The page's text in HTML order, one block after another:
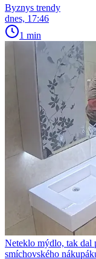
Byznys trendy
dnes, 17:46
1 min
Neteklo mýdlo, tak dal
smíchovského